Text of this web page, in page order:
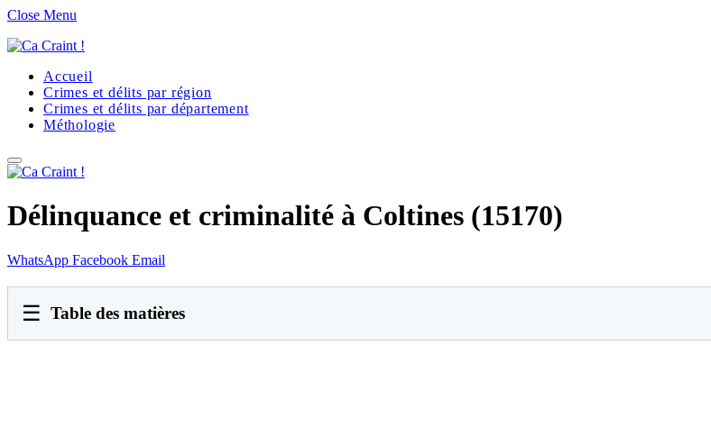
Close Menu
Accueil
Crimes et délits par région
Crimes et délits par département
Méthologie
Délinquance et criminalité à Coltines (15170)
WhatsApp Facebook Email
☰ Table des matières